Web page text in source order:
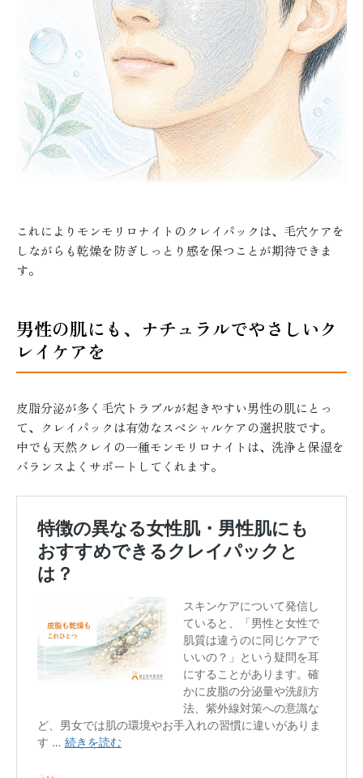
これによりモンモリロナイトのクレイパックは、毛穴ケアを
しながらも乾燥を防ぎしっとり感を保つことが期待できま
す。
男性の肌にも、ナチュラルでやさしいク
レイケアを
皮脂分泌が多く毛穴トラブルが起きやすい男性の肌にとっ
て、クレイパックは有効なスペシャルケアの選択肢です。
中でも天然クレイの一種モンモリロナイトは、洗浄と保湿を
バランスよくサポートしてくれます。